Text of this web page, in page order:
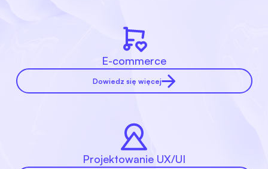
E-commerce
Dowiedz się więcej
Projektowanie UX/UI